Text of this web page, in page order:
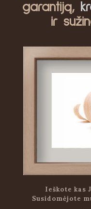
garantiją,
ir
Ieškote kas
Susidomėjote